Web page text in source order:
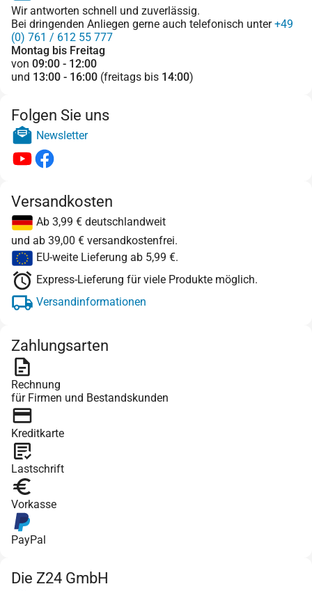
Wir antworten schnell und zuverlässig.
Bei dringenden Anliegen gerne auch telefonisch unter+49
(0) 761 / 612 55 777
Montag bis Freitag
von 09:00 - 12:00
und 13:00 - 16:00 (freitags bis 14:00)
Folgen Sie uns
Newsletter
Versandkosten
Ab 3,99 € deutschlandweit
und ab 39,00 € versandkostenfrei.
EU-weite Lieferung ab 5,99 €.
Express-Lieferung für viele Produkte möglich.
Versandinformationen
Zahlungsarten
Rechnung
für Firmen und Bestandskunden
Kreditkarte
Lastschrift
Vorkasse
PayPal
Die Z24 GmbH